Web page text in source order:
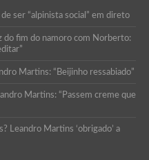
ser “alpinista social” em direto
do fim do namoro com Norberto:
Martins: “Beijinho ressabiado”
Martins: “Passem creme que
Leandro Martins ‘obrigado’ a